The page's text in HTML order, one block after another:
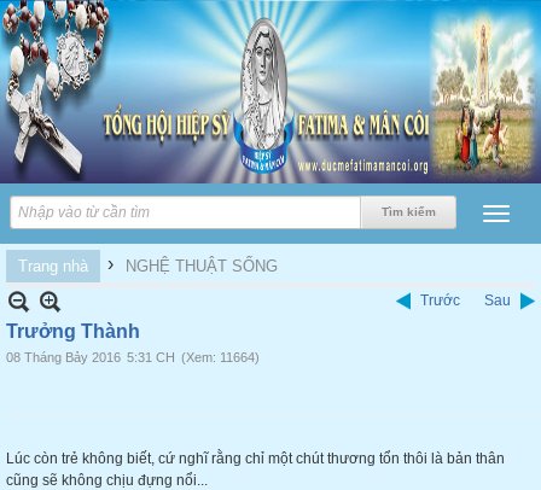
Trang nhà › NGHỆ THUẬT SỐNG
Trước Sau
Trưởng Thành
08 Tháng Bảy 2016 5:31 CH (Xem: 11664)
Lúc còn trẻ không biết, cứ nghĩ rằng chỉ một chút thương tổn thôi là bản thân
cũng sẽ không chịu đựng nổi...